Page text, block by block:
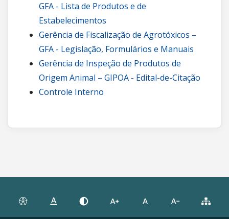
GFA - Lista de Produtos e de
Estabelecimentos
Gerência de Fiscalização de Agrotóxicos –
GFA - Legislação, Formulários e Manuais
Gerência de Inspeção de Produtos de
Origem Animal – GIPOA - Edital-de-Citação
Controle Interno